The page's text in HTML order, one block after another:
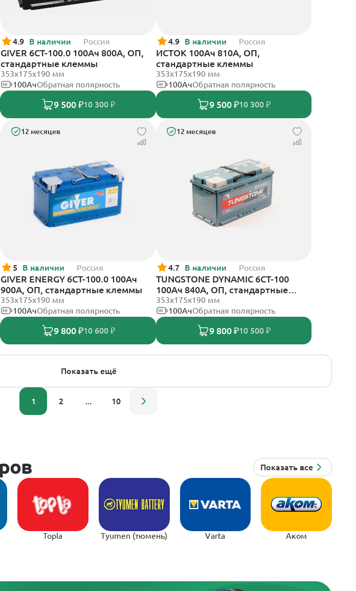
4.9 В наличии Россия
GIVER 6CT-100.0 100Ач 800А, ОП,
стандартные клеммы
353х175х190 мм
100АчОбратная полярность
9 500 ₽10 300 ₽
4.9 В наличии Россия
ИСТОК 100Ач 810А, ОП,
стандартные клеммы
353х175х190 мм
100АчОбратная полярность
9 500 ₽10 300 ₽
12 месяцев
5 В наличии Россия
GIVER ENERGY 6СТ-100.0 100Ач
900А, ОП, стандартные клеммы
353х175х190 мм
100АчОбратная полярность
9 800 ₽10 600 ₽
12 месяцев
4.7 В наличии Россия
TUNGSTONE DYNAMIC 6СТ-100
100Ач 840А, ОП, стандартные
клеммы
353x175x190 мм
100АчОбратная полярность
9 800 ₽10 500 ₽
Показать ещё
1 2 ... 10
Topla Tyumen (тюмень) Varta Аком